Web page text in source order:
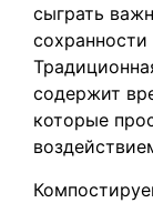
сыграть
содержит
которые